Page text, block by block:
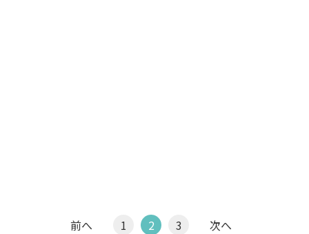
前へ 1 2 3 次へ